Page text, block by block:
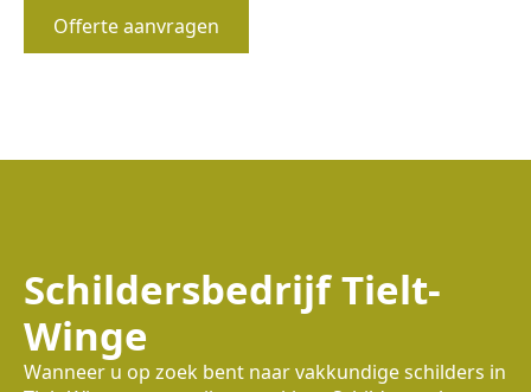
Offerte aanvragen
Schildersbedrijf Tielt-
Winge
Wanneer u op zoek bent naar vakkundige schilders in